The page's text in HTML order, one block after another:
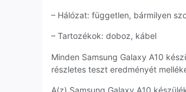
– Hálózat: független, bármilyen
– Tartozékok: doboz, kábel
Minden Samsung Galaxy A10
részletes teszt eredményét
A(z) Samsung Galaxy A10